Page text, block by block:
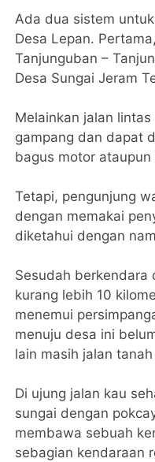
Ada dua sistem
Desa Lepan.
Tanjunguban –
Desa Sungai Jeram
Melainkan jalan
gampang dan dapat
bagus motor
Tetapi, pengunjung
dengan memakai
diketahui dengan
Sesudah berkendara
kurang lebih 10
menemui
menuju desa ini
lain masih jalan
Di ujung jalan kau
sungai dengan
membawa sebuah
sebagian kendaraan